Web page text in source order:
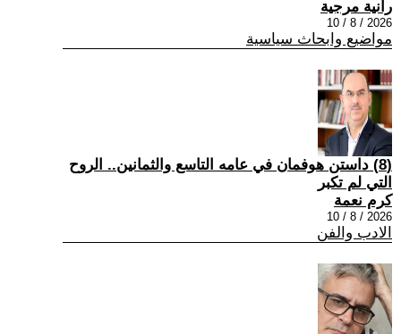
رانية مرجية
2026 / 8 / 10
مواضيع وابحاث سياسية
(8) داستن هوفمان في عامه التاسع والثمانين.. الروح
التي لم تكبر
كرم نعمة
2026 / 8 / 10
الادب والفن